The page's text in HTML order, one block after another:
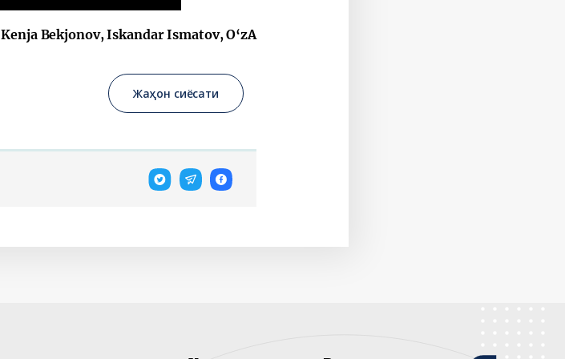
Kenja Bekjonov, Iskandar Ismatov, O‘zA
Жаҳон сиёсати